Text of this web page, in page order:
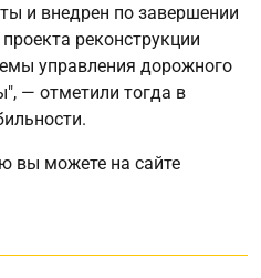
и внедрен по завершении
реконструкции
управления дорожного
— отметили тогда в
вы можете на сайте